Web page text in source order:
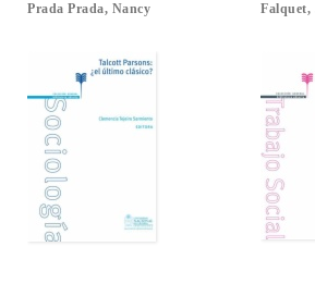
Prada Prada, Nancy Falquet,